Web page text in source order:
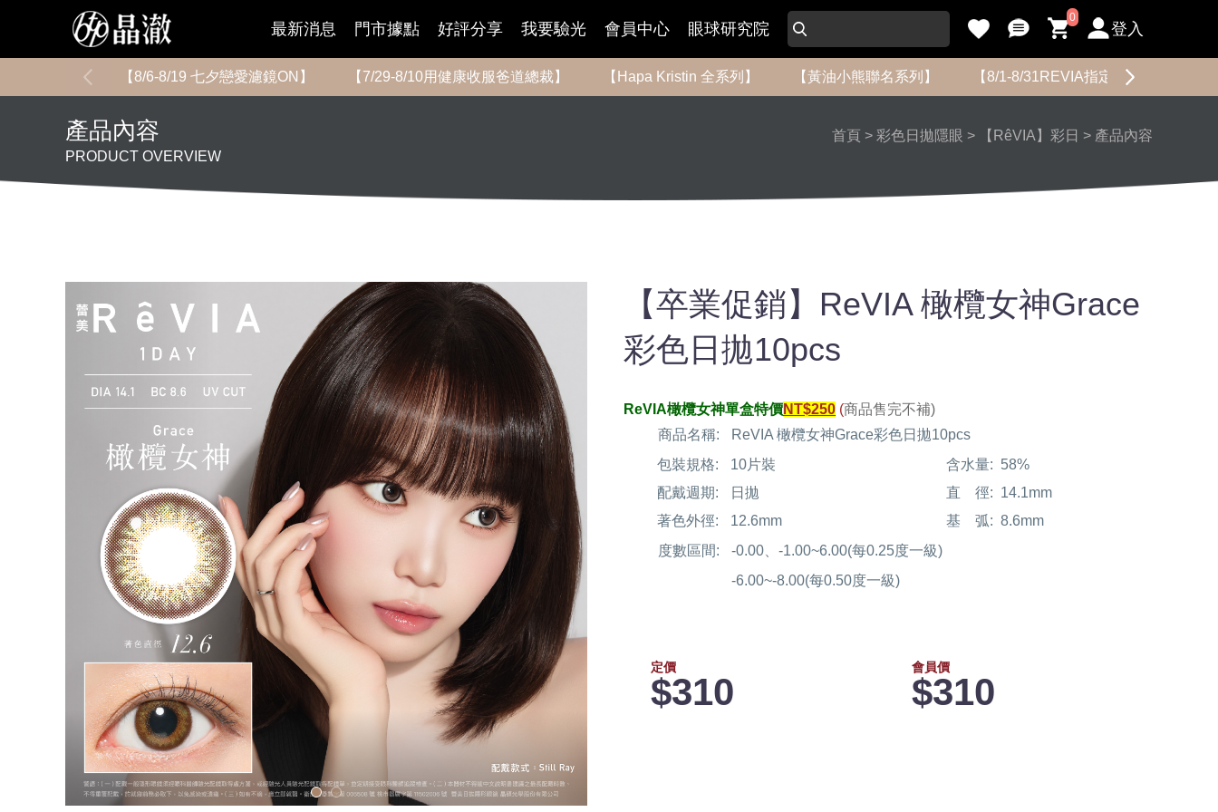
最新消息 門市據點 好評分享 我要驗光 會員中心 眼球研究院
0
登入
【8/6-8/19 七夕戀愛濾鏡ON】 【7/29-8/10用健康收服爸道總裁】 【Hapa Kristin 全系列】 【黃油小熊聯名系列】 【8/1-8/31REVIA指定花色限時促銷】
產品內容
PRODUCT OVERVIEW
首頁 > 彩色日拋隱眼 > 【RêVIA】彩日 > 產品內容
【卒業促銷】ReVIA 橄欖女神Grace
彩色日拋10pcs
ReVIA橄欖女神單盒特價NT$250(商品售完不補)
商品名稱:
ReVIA 橄欖女神Grace彩色日拋10pcs
包裝規格:
10片裝 含水量: 58%
配戴週期:
日拋 直 徑: 14.1mm
著色外徑:
12.6mm 基 弧: 8.6mm
度數區間:
-0.00、-1.00~6.00(每0.25度一級)
-6.00~-8.00(每0.50度一級)
定價
$310
會員價
$310